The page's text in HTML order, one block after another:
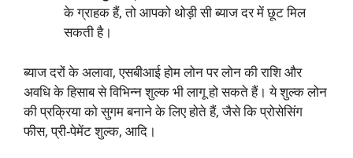
के ग्राहक हैं, तो आपको थोड़ी सी ब्याज दर में छूट मिल
सकती है।
ब्याज दरों के अलावा, एसबीआई होम लोन पर लोन की राशि और
अवधि के हिसाब से विभिन्न शुल्क भी लागू हो सकते हैं। ये शुल्क लोन
की प्रक्रिया को सुगम बनाने के लिए होते हैं, जैसे कि प्रोसेसिंग
फीस, प्री-पेमेंट शुल्क, आदि।